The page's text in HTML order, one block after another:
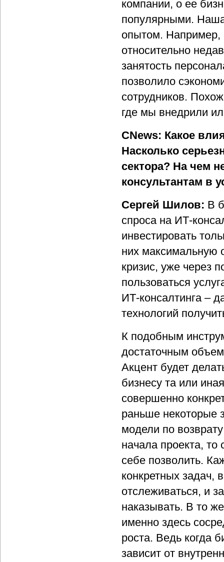
компании, о ее
популярными.
опытом. Например,
относительно
занятость
позволило
сотрудников.
где мы внедрили
CNews: Какое
Насколько
сектора? На чем
консультантам в
Сергей Шилов: В
спроса на ИТ-
инвестировать
них максимальную
кризис, уже через
пользоваться
ИТ-консалтинга –
технологий
К подобным
достаточным
Акцент будет
бизнесу та или
совершенно
раньше некоторые
модели по
начала проекта,
себе позволить.
конкретных задач,
отслеживаться, и
наказывать. В то
именно здесь
роста. Ведь когда
зависит от